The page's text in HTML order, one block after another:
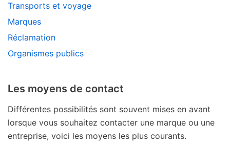
Transports et voyage
Marques
Réclamation
Organismes publics
Les moyens de contact
Différentes possibilités sont souvent mises en avant
lorsque vous souhaitez contacter une marque ou une
entreprise, voici les moyens les plus courants.